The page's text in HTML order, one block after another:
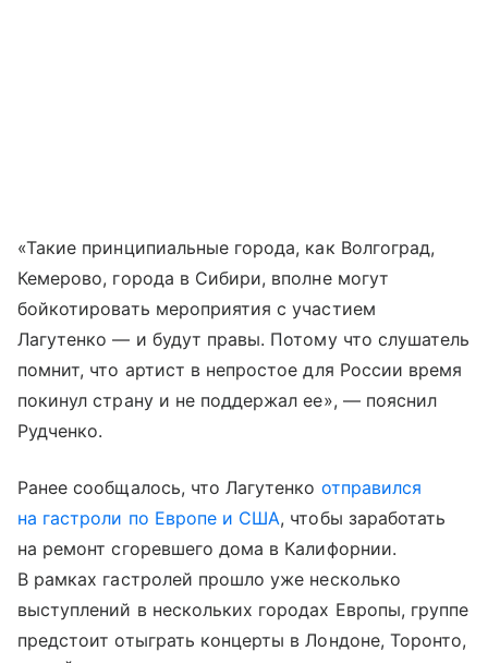
«Такие принципиальные города, как Волгоград,
Кемерово, города в Сибири, вполне могут
бойкотировать мероприятия с участием
Лагутенко — и будут правы. Потому что слушатель
помнит, что артист в непростое для России время
покинул страну и не поддержал ее», — пояснил
Рудченко.
Ранее сообщалось, что Лагутенко отправился
на гастроли по Европе и США, чтобы заработать
на ремонт сгоревшего дома в Калифорнии.
В рамках гастролей прошло уже несколько
выступлений в нескольких городах Европы, группе
предстоит отыграть концерты в Лондоне, Торонто,